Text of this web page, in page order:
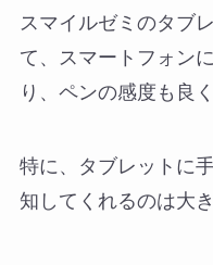
スマイルゼミのタブ
て、スマートフォン
り、ペンの感度も良
特に、
タブレットに
知してくれるのは大